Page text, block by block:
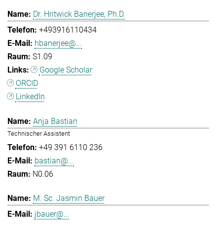
Dr. Hritwick Banerjee, Ph.D.
+493916110434
hbanerjee@...
S1.09
Google Scholar
ORCID
LinkedIn
Anja Bastian
Technischer Assistent
+49 391 6110 236
bastian@...
N0.06
M. Sc. Jasmin Bauer
jbauer@...